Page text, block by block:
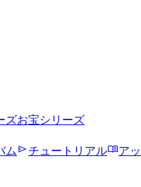
ズお宝シリーズ
ム sendチュートリアルmenu_bookア